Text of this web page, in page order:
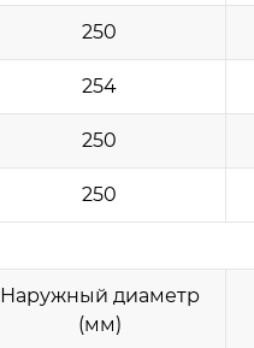
250
254
250
250
Наружный диаметр
(мм)